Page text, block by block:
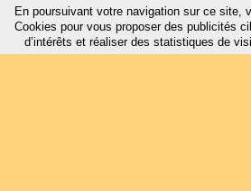
En poursuivant votre navigation sur ce site,
Cookies pour vous proposer des publicités
d’intérêts et réaliser des statistiques de